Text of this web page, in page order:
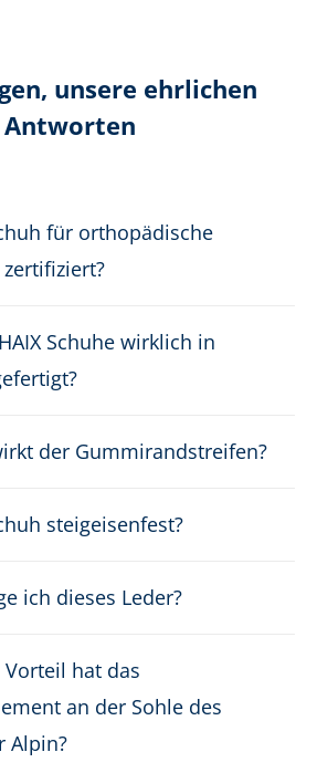
schwarz
Veloursleder
S2
HERUNTERLADEN
unsere ehrlichen
Antworten
für orthopädische
Schuhe wirklich in
der Gummirandstreifen?
steigeisenfest?
ich dieses Leder?
hat das
an der Sohle des
Alpin?